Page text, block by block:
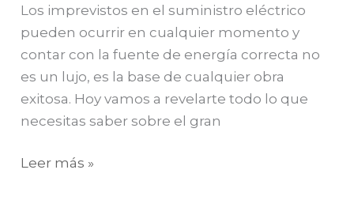
Los imprevistos en el suministro eléctrico
pueden ocurrir en cualquier momento y
contar con la fuente de energía correcta no
es un lujo, es la base de cualquier obra
exitosa. Hoy vamos a revelarte todo lo que
necesitas saber sobre el gran
Leer más »